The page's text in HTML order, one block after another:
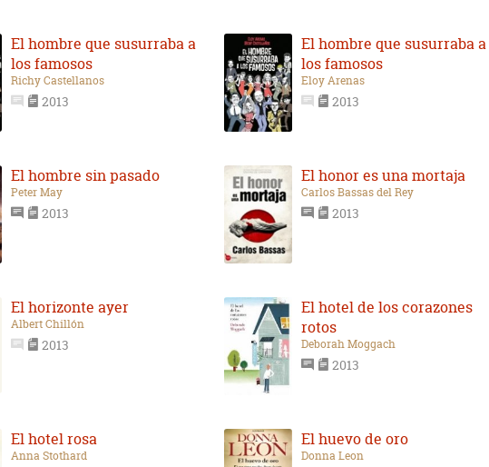
El hombre que susurraba a
los famosos
Richy Castellanos
2013
El hombre que susurraba a
los famosos
Eloy Arenas
2013
El hombre sin pasado
Peter May
2013
El honor es una mortaja
Carlos Bassas del Rey
2013
El horizonte ayer
Albert Chillón
2013
El hotel de los corazones
rotos
Deborah Moggach
2013
El hotel rosa
Anna Stothard
El huevo de oro
Donna Leon